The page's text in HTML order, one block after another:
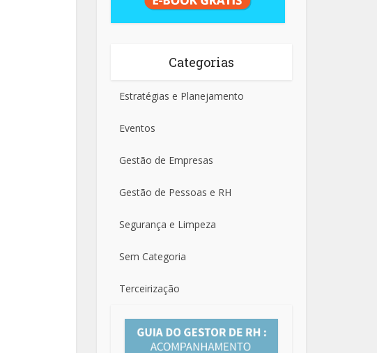
Categorias
Estratégias e Planejamento
Eventos
Gestão de Empresas
Gestão de Pessoas e RH
Segurança e Limpeza
Sem Categoria
Terceirização